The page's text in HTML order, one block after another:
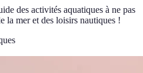
des activités aquatiques à ne pas
la mer et des loisirs nautiques !